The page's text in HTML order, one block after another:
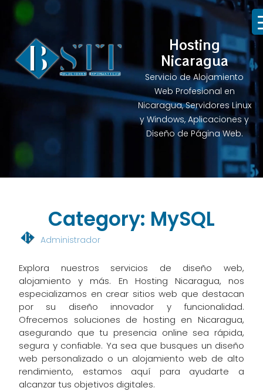
Hosting
Nicaragua
Servicio de Alojamiento
Web Profesional en
Nicaragua, Servidores Linux
y Windows, Aplicaciones y
Diseño de Página Web.
Category: MySQL
Administrador
Explora nuestros servicios de diseño web,
alojamiento y más. En Hosting Nicaragua, nos
especializamos en crear sitios web que destacan
por su diseño innovador y funcionalidad.
Ofrecemos soluciones de hosting en Nicaragua,
asegurando que tu presencia online sea rápida,
segura y confiable. Ya sea que busques un diseño
web personalizado o un alojamiento web de alto
rendimiento, estamos aquí para ayudarte a
alcanzar tus objetivos digitales.